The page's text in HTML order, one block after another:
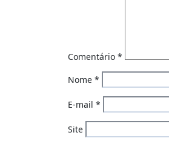
Comentário *
Nome *
E-mail *
Site